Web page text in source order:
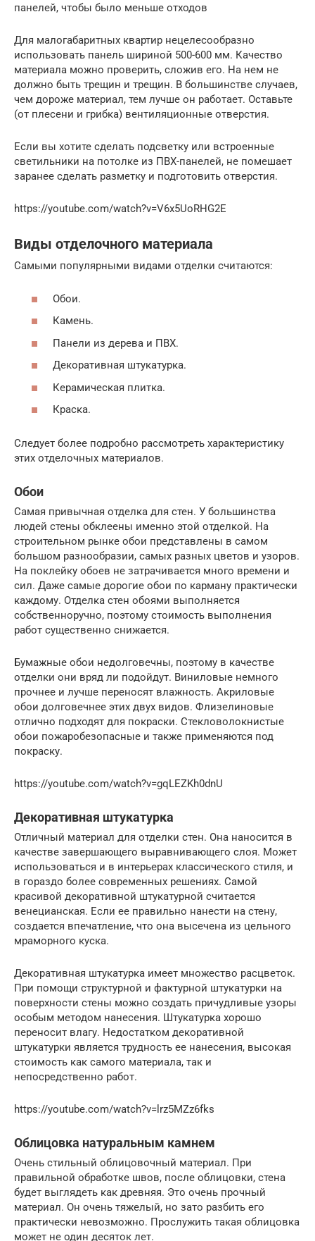
панелей, чтобы было меньше отходов
Для малогабаритных квартир нецелесообразно
использовать панель шириной 500-600 мм. Качество
материала можно проверить, сложив его. На нем не
должно быть трещин и трещин. В большинстве случаев,
чем дороже материал, тем лучше он работает. Оставьте
(от плесени и грибка) вентиляционные отверстия.
Если вы хотите сделать подсветку или встроенные
светильники на потолке из ПВХ-панелей, не помешает
заранее сделать разметку и подготовить отверстия.
https://youtube.com/watch?v=V6x5UoRHG2E
Виды отделочного материала
Самыми популярными видами отделки считаются:
Обои.
Камень.
Панели из дерева и ПВХ.
Декоративная штукатурка.
Керамическая плитка.
Краска.
Следует более подробно рассмотреть характеристику
этих отделочных материалов.
Обои
Самая привычная отделка для стен. У большинства
людей стены обклеены именно этой отделкой. На
строительном рынке обои представлены в самом
большом разнообразии, самых разных цветов и узоров.
На поклейку обоев не затрачивается много времени и
сил. Даже самые дорогие обои по карману практически
каждому. Отделка стен обоями выполняется
собственноручно, поэтому стоимость выполнения
работ существенно снижается.
Бумажные обои недолговечны, поэтому в качестве
отделки они вряд ли подойдут. Виниловые немного
прочнее и лучше переносят влажность. Акриловые
обои долговечнее этих двух видов. Флизелиновые
отлично подходят для покраски. Стекловолокнистые
обои пожаробезопасные и также применяются под
покраску.
https://youtube.com/watch?v=gqLEZKh0dnU
Декоративная штукатурка
Отличный материал для отделки стен. Она наносится в
качестве завершающего выравнивающего слоя. Может
использоваться и в интерьерах классического стиля, и
в гораздо более современных решениях. Самой
красивой декоративной штукатурной считается
венецианская. Если ее правильно нанести на стену,
создается впечатление, что она высечена из цельного
мраморного куска.
Декоративная штукатурка имеет множество расцветок.
При помощи структурной и фактурной штукатурки на
поверхности стены можно создать причудливые узоры
особым методом нанесения. Штукатурка хорошо
переносит влагу. Недостатком декоративной
штукатурки является трудность ее нанесения, высокая
стоимость как самого материала, так и
непосредственно работ.
https://youtube.com/watch?v=lrz5MZz6fks
Облицовка натуральным камнем
Очень стильный облицовочный материал. При
правильной обработке швов, после облицовки, стена
будет выглядеть как древняя. Это очень прочный
материал. Он очень тяжелый, но зато разбить его
практически невозможно. Прослужить такая облицовка
может не один десяток лет.